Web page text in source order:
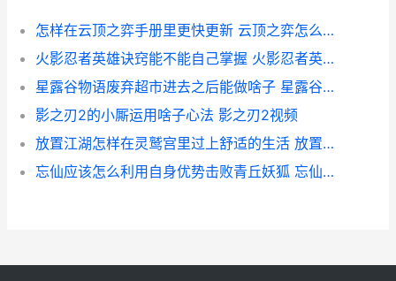
怎样在云顶之弈手册里更快更新 云顶之弈怎么进去玩
火影忍者英雄诀窍能不能自己掌握 火影忍者英雄技能介绍
星露谷物语废弃超市进去之后能做啥子 星露谷物语废弃社区怎么开
影之刃2的小厮运用啥子心法 影之刃2视频
放置江湖怎样在灵鹫宫里过上舒适的生活 放置江湖教程
忘仙应该怎么利用自身优势击败青丘妖狐 忘仙倒闭了?